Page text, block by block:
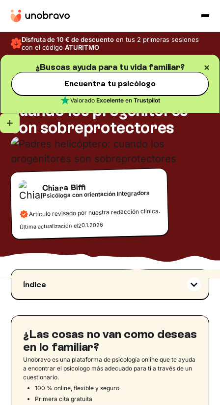
Disfruta de 10 € de descuento en tus 2 primeras sesiones
con el códigoATURITMO
¿Buscas ayuda para tu vida familiar?
Encuentra tu psicólogo
Valorado Excelenteen Trustpilot
Blog
Padres helicóptero:
cuando los progenitores
son sobreprotectores
Chiara Biffi
Psicóloga con orientación Integradora
Artículo revisado por nuestra redacción clínica.
Última actualización el20.1.2026
Índice
¿Qué significa ser un padre helicóptero?
Padre helicóptero: consecuencias del
La transmisión de información negativa
El miedo de los padres
La influencia del contexto familiar
Por qué la sobreprotección puede limitar la
resiliencia y la autoeficacia
¿Las cosas no van como deseas
en lo familiar?
Unobravo es una plataforma de psicología online que te ayuda
a encontrar el psicologo más adecuado para ti a través de un
cuestionario.
100 % online, flexible y seguro
Primera cita gratuita